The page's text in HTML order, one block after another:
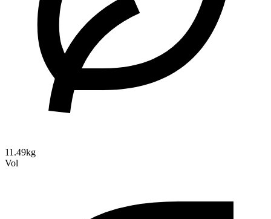
11.49kg
Vol